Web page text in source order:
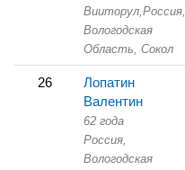
Вииторул,Россия,
Вологодская
Область, Сокол
26
Лопатин
Валентин
62 года
Россия,
Вологодская